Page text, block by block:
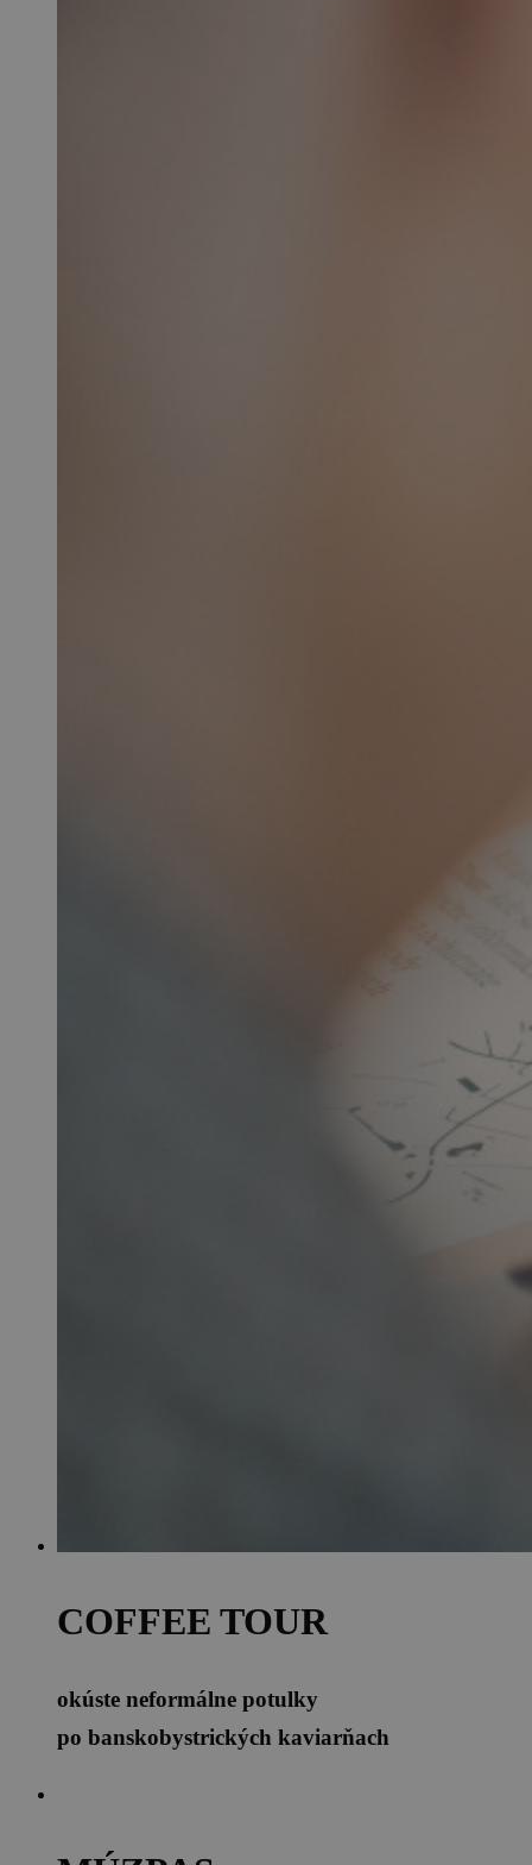
COFFEE TOUR
okúste neformálne potulky
po banskobystrických kaviarňach